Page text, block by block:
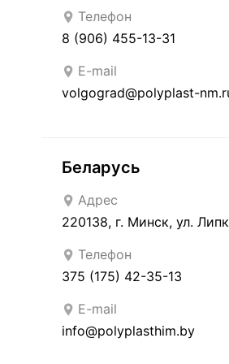
Телефон
8 (906) 455-13-31
E-mail
volgograd@polyplast-
Беларусь
Адрес
220138, г. Минск, ул.
Телефон
375 (175) 42-35-13
E-mail
info@polyplasthim.by